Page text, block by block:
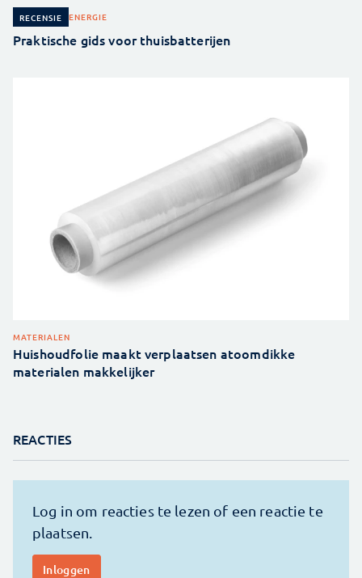
RECENSIE ENERGIE
Praktische gids voor thuisbatterijen
MATERIALEN
Huishoudfolie maakt verplaatsen atoomdikke
materialen makkelijker
REACTIES